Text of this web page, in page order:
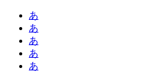
あ
あ
あ
あ
あ